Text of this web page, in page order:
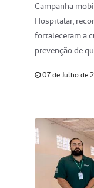
Campanha
Hospitalar,
fortaleceram a
prevenção de
07 de Julho de